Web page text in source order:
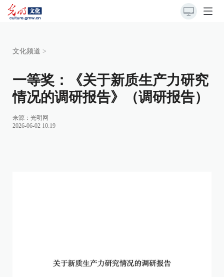
文化频道 >
一等奖：《关于新质生产力研究
情况的调研报告》（调研报告）
来源： 光明网
2026-06-02 10:19